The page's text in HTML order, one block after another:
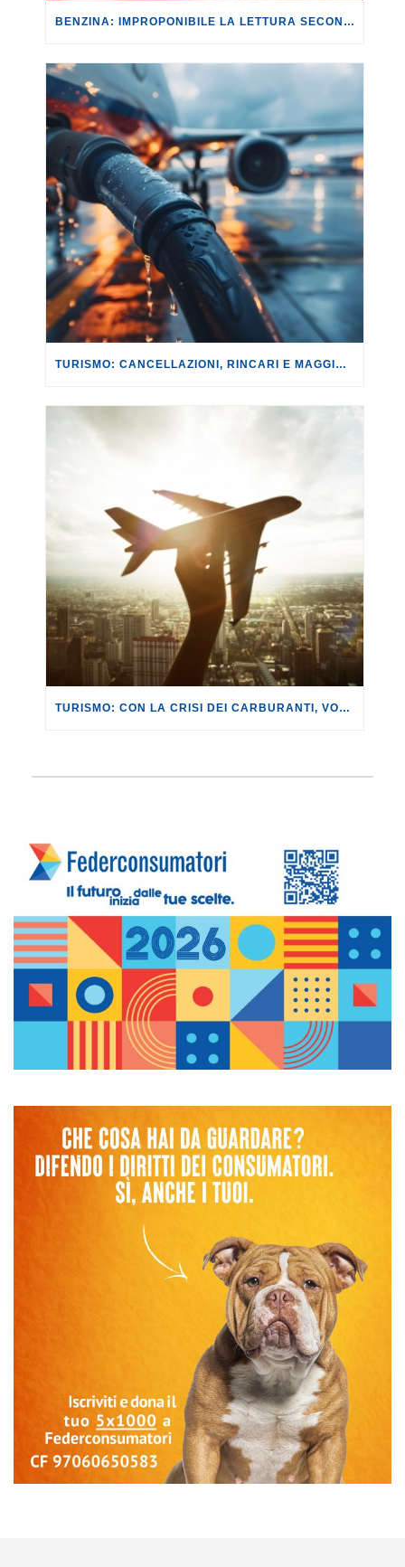
BENZINA: IMPROPONIBILE LA LETTURA SECONDO CUI PROROGARE IL TAGLIO DELLE ACCISE SIGNIFICA TASSARE TUTTI I CITTADINI.
TURISMO: CANCELLAZIONI, RINCARI E MAGGIORAZIONI DI VOLI E PRENOTAZIONI.
TURISMO: CON LA CRISI DEI CARBURANTI, VOLI A RISCHIO CANCELLAZIONE O RINCARO.